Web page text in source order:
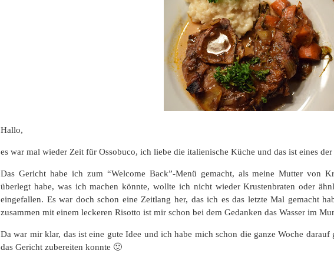
Hallo,
es war mal wieder Zeit für Ossobuco, ich liebe die italienische Küche und das ist eines
Das Gericht habe ich zum “Welcome Back”-Menü gemacht, als meine Mutter von
überlegt habe, was ich machen könnte, wollte ich nicht wieder Krustenbraten oder
eingefallen. Es war doch schon eine Zeitlang her, das ich es das letzte Mal gemacht
zusammen mit einem leckeren Risotto ist mir schon bei dem Gedanken das Wasser im
Da war mir klar, das ist eine gute Idee und ich habe mich schon die ganze Woche
das Gericht zubereiten konnte 🙂